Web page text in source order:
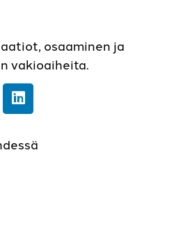
osaaminen ja
vakioaiheita.